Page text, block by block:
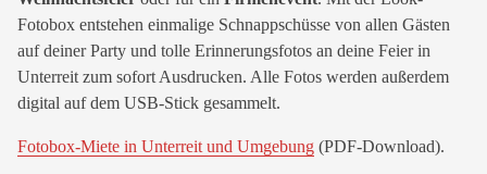
Fotobox entstehen einmalige Schnappschüsse von allen Gästen
auf deiner Party und tolle Erinnerungsfotos an deine Feier in
Unterreit zum sofort Ausdrucken. Alle Fotos werden außerdem
digital auf dem USB-Stick gesammelt.
Fotobox-Miete in Unterreit und Umgebung (PDF-Download).